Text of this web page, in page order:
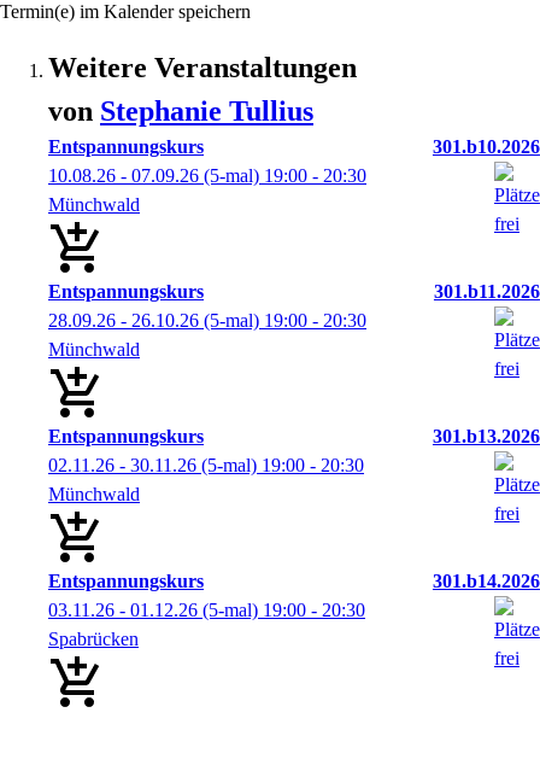
Termin(e) im Kalender speichern
Weitere Veranstaltungen
von Stephanie Tullius
Entspannungskurs
301.b10.2026
10.08.26 - 07.09.26 (5-mal) 19:00 - 20:30
Münchwald
Entspannungskurs
301.b11.2026
28.09.26 - 26.10.26 (5-mal) 19:00 - 20:30
Münchwald
Entspannungskurs
301.b13.2026
02.11.26 - 30.11.26 (5-mal) 19:00 - 20:30
Münchwald
Entspannungskurs
301.b14.2026
03.11.26 - 01.12.26 (5-mal) 19:00 - 20:30
Spabrücken